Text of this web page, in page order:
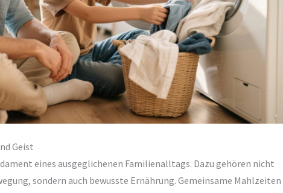
Geist
eines ausgeglichenen Familienalltags. Dazu gehören nicht
sondern auch bewusste Ernährung. Gemeinsame Mahlzeiten